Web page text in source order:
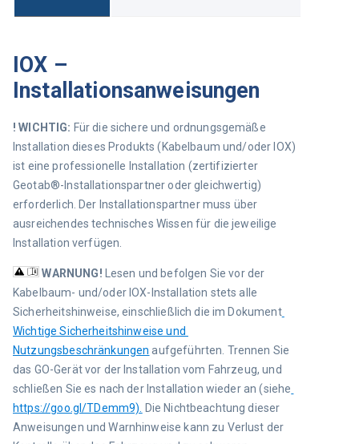
IOX –
Installationsanweisungen
! WICHTIG: Für die sichere und ordnungsgemäße
Installation dieses Produkts (Kabelbaum und/oder IOX)
ist eine professionelle Installation (zertifizierter
Geotab®-Installationspartner oder gleichwertig)
erforderlich. Der Installationspartner muss über
ausreichendes technisches Wissen für die jeweilige
Installation verfügen.
WARNUNG! Lesen und befolgen Sie vor der
Kabelbaum- und/oder IOX-Installation stets alle
Sicherheitshinweise, einschließlich die im Dokument
Wichtige Sicherheitshinweise und
Nutzungsbeschränkungen aufgeführten. Trennen Sie
das GO-Gerät vor der Installation vom Fahrzeug, und
schließen Sie es nach der Installation wieder an (siehe
https://goo.gl/TDemm9). Die Nichtbeachtung dieser
Anweisungen und Warnhinweise kann zu Verlust der